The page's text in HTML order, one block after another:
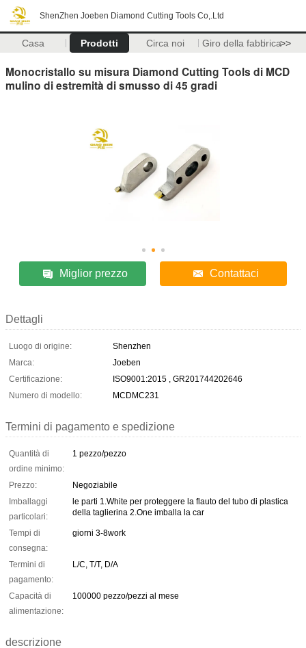
ShenZhen Joeben Diamond Cutting Tools Co,.Ltd
Casa Prodotti Circa noi Giro della fabbrica>>
Monocristallo su misura Diamond Cutting Tools di MCD
mulino di estremità di smusso di 45 gradi
Miglior prezzo Contattaci
Dettagli
Luogo di origine:
Shenzhen
Marca:
Joeben
Certificazione:
ISO9001:2015 , GR201744202646
Numero di modello:
MCDMC231
Termini di pagamento e spedizione
Quantità di
ordine minimo:
1 pezzo/pezzo
Prezzo:
Negoziabile
Imballaggi
particolari:
le parti 1.White per proteggere la flauto del tubo di plastica
della taglierina 2.One imballa la car
Tempi di
consegna:
giorni 3-8work
Termini di
pagamento:
L/C, T/T, D/A
Capacità di
alimentazione:
100000 pezzo/pezzi al mese
descrizione